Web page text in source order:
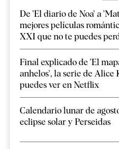
De 'El diario de Noa' a
mejores películas
XXI que no te puedes
Final explicado de 'El
anhelos', la serie de Alice
puedes ver en Netflix
Calendario lunar de
eclipse solar y Perseidas